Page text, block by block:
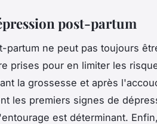
post-partum
partum ne peut pas toujours
prises pour en limiter les
la grossesse et après
les premiers signes de
est déterminant.